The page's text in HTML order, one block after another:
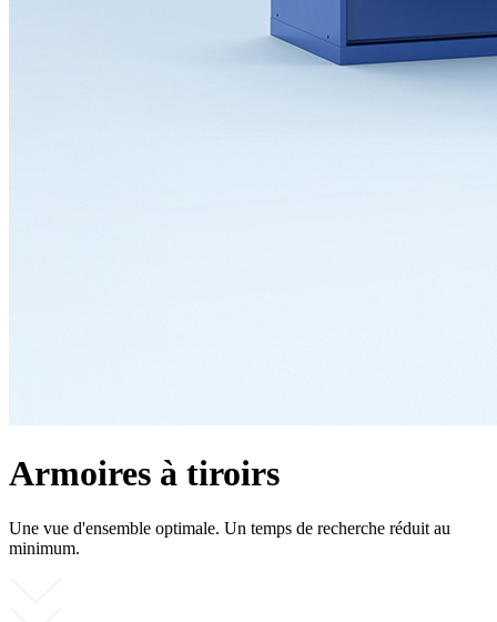
Armoires à tiroirs
Une vue d'ensemble optimale. Un temps de recherche réduit au
minimum.